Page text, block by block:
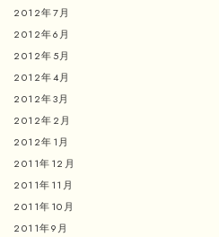
2012年7月
2012年6月
2012年5月
2012年4月
2012年3月
2012年2月
2012年1月
2011年12月
2011年11月
2011年10月
2011年9月